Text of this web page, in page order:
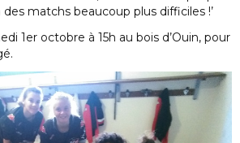
des matchs beaucoup plus difficiles !’
1er octobre à 15h au bois d’Ouin, pour